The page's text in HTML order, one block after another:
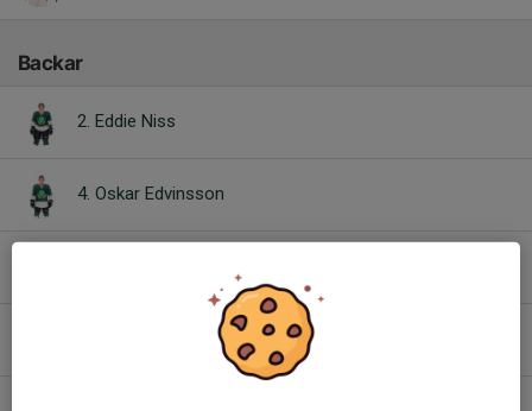
Backar
2. Eddie Niss
4. Oskar Edvinsson
23. Theo Fougstedt